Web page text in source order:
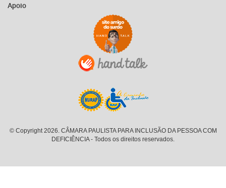
Apoio
© Copyright 2026. CÂMARA PAULISTA PARA INCLUSÃO DA PESSOA COM
DEFICIÊNCIA - Todos os direitos reservados.